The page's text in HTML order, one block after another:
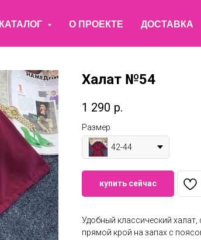
КАТАЛОГ О ПРОЕКТЕ ДОСТАВКА
Халат №54
1 290 р.
Размер
42-44
купить сейчас
Удобный классический
прямой крой на запах с